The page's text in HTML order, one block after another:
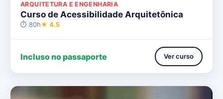
ARQUITETURA E ENGENHARIA
Curso de Acessibilidade Arquitetônica
⏱ 80h★ 4.5
Incluso no passaporte Ver curso